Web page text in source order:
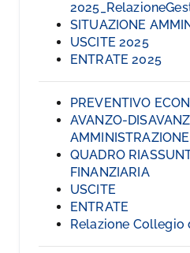
SITUAZIONE
USCITE 2025
ENTRATE 2025
PREVENTIVO
AVANZO-
AMMINISTRAZIONE
QUADRO
FINANZIARIA
USCITE
ENTRATE
Relazione Collegio